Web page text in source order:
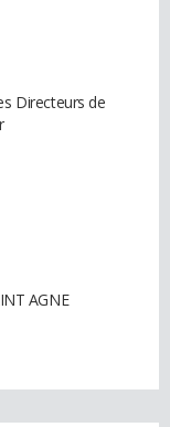
Directeurs de
AGNE